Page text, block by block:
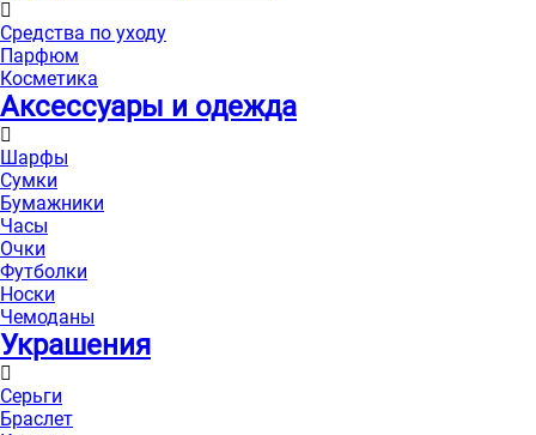
Средства по уходу
Парфюм
Косметика
Аксессуары и одежда
Шарфы
Сумки
Бумажники
Часы
Очки
Футболки
Носки
Чемоданы
Украшения
Серьги
Браслет